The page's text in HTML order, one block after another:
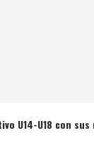
U14-U18 con sus